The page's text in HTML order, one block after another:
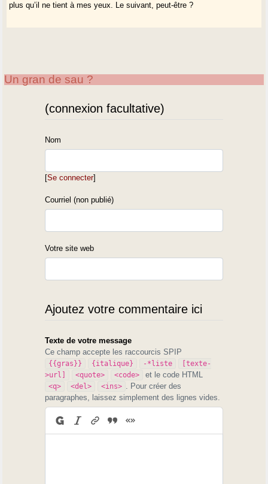
plus qu’il ne tient à mes yeux. Le suivant, peut-être ?
Un gran de sau ?
(connexion facultative)
Nom
[Se connecter]
Courriel (non publié)
Votre site web
Ajoutez votre commentaire ici
Texte de votre message
Ce champ accepte les raccourcis SPIP
{{gras}} {italique} -*liste
[texte-
>url]
<quote> <code> et le code HTML
<q> <del> <ins>
. Pour créer des
paragraphes, laissez simplement des lignes vides.